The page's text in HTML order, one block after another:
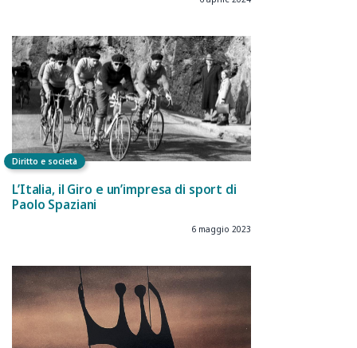
Diritto e società
L’Italia, il Giro e un’impresa di sport di
Paolo Spaziani
6 maggio 2023